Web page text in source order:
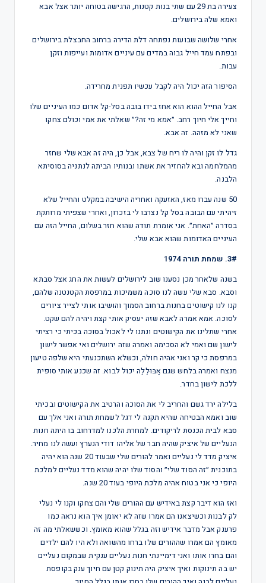
צעירה בת 29 עם שתי בנות קטנות, הרגישה בטוחה יותר אצל אבא
ואמא שלה בירושלים.
אחרי שלושה שבועות נפתחה דלת הדירה ברחוב החבצלת בירושלים
ובפתח עמד חייל גבוה במדים עם עיניים אדומות ועייפות וזקן
עבות.
הסיפור הזה יכול היה לקבל עכשיו תפנית מחרידה.
אבל החייל ההוא הוא אחז בידו בובה בסל-קל אדום כמו העיניים שלו
וחייך אלי חיוך רחב. ״אמא מי זה?״ שאלתי את אמי וכולם צחקו
שאני לא מזהה. זה אבא.
גדל לו זקן והיה לו ריח של צבא, אבל כן, היה זה אבא שלי שחזר
מהמלחמה ובא להחזיר את אשתו ובנותיו הביתה לנתניה בסוסיתא
הלבנה.
50 שנה עברו מאז, האזעקה ואחריה הישיבה במקלט והחייל שלא
זיהיתי עם הבובה בסל קל נצרבו לי בזכרון, ואחרי שצפיתי מרותקת
בסדרה ״האחת״. אני אומרת תודה שהוא חזר בשלום, החייל הזה עם
העיניים האדומות שהוא אבא שלי.
3#. שמחת תורה 1974
בשנה שלאחר מכן נסענו שוב לירושלים לעשות את החג אצל סבתא
וסבא. סבא שלי עשה לנו סוכה משמיכות במרפסת הקטנטנה שלהם,
קנו לנו קישוטים בחנות ברחוב הסמוך והושיבו אותי לצייר ציורים
לסוכה. אמא אמרה לאבא שזה יעסיק אותי קצת ויהיה להם שקט.
אחרי שתלינו את הקישוטים ונתנו לי לאכול בסוכה בכיתי כי רציתי
לישון שם ואמי לא הסכימה ואמרה שזה ירושלים ואי אפשר לישון
במרפסת כי קר ואני אהיה חולה, וכשלא השתכנעתי היא שלפה טיעון
מנצח ואמרה בלחש שגם אַבּוּלֵלֶה יכול לבוא. זה שכנע אותי סופית
ללכת לישון בחדר.
בלילה ירד גשם והחריב לי את הסוכה והרטיב את הקישוטים ובכיתי
שוב ואמא הבטיחה שהיא תקנה לי דגל לשמחת תורה ואני אלך עם
סבא לבית הכנסת לריקודים. למחרת הלכנו למדרחוב בו היתה חנות
הנעליים של איציק שהיה חבר של אליהו דודי הנערץ ועשה לנו מחיר.
איציק מדד לי נעליים ואמר להורים שלי שבעוד 20 שנה הוא יהיה
בתוכנית ״זה הסוד שלי״ והסוד שלו יהיה שהוא מדד נעליים למלכת
היופי כי אני בטוח אהיה מלכת היופי בעוד 20 שנה.
ואז הוא דיבר קצת באידיש עם ההורים שלי והם צחקו וקנו לי נעלי
לק לבנות וכשיצאנו הם אמרו שזה לא יאומן איך הוא נראה כמו
פרענק אבל מדבר אידיש וזה בגלל שהוא מאומץ. וכששאלתי מה זה
מאומץ הם אמרו שההורים שלו ברחו מהשואה ולא היו להם ילדים
והם בחרו אותו ואני דימיינתי חנות נעליים ענקית שבמקום נעליים
יש בה תינוקות ואיך איציק היה תינוק קטן עם חיוך ענק בקופסת